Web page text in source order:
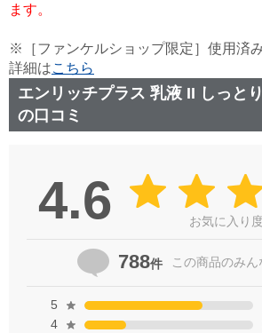
ます。
※［ファンケルショップ限定］使用済
詳細はこちら
エンリッチプラス 乳液 II しっと
の口コミ
4.6 お気に入り
788件 この商品のみん
5
4